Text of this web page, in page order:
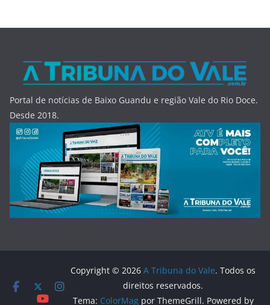
Portal de notícias de Baixo Guandu e região Vale do Rio Doce.
Desde 2018.
Copyright © 2026A Tribuna do Vale. Todos os
direitos reservados.
Tema: ColorMagpor ThemeGrill. Powered by